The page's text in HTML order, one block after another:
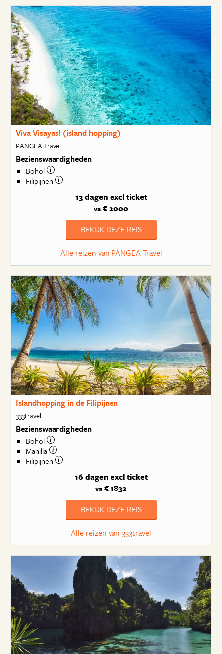
Viva Visayas! (island hopping)
PANGEA Travel
Bezienswaardigheden
Bohol
Filipijnen
13 dagen excl ticket
va € 2000
BEKIJK DEZE REIS
Alle reizen van PANGEA Travel
Islandhopping in de Filipijnen
333travel
Bezienswaardigheden
Bohol
Manilla
Filipijnen
16 dagen excl ticket
va € 1832
BEKIJK DEZE REIS
Alle reizen van 333travel